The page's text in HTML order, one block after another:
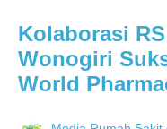
Kolaborasi
Wonogiri
World